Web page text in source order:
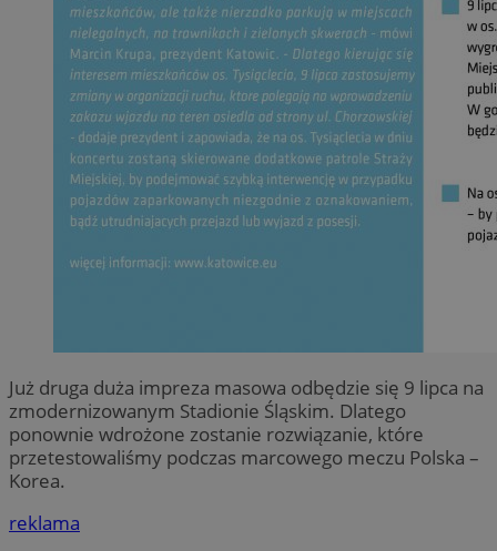
Już druga duża impreza masowa odbędzie się 9 lipca na
zmodernizowanym Stadionie Śląskim. Dlatego
ponownie wdrożone zostanie rozwiązanie, które
przetestowaliśmy podczas marcowego meczu Polska –
Korea.
reklama